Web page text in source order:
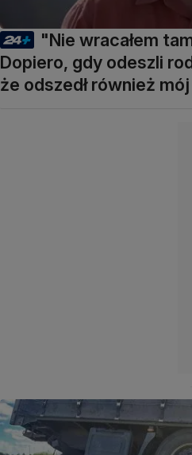
"Nie wracałem
Dopiero, gdy odeszli
że odszedł również